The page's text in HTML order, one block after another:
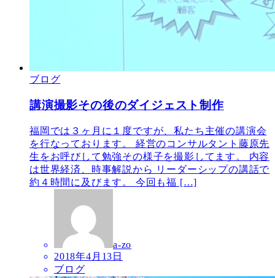
ブログ
講演撮影その後のダイジェスト制作
福岡では３ヶ月に１度ですが、私たち主催の講演会
を行なっております。 経営のコンサルタント藤原先
生をお呼びして勉強その様子を撮影してます。 内容
は世界経済、時事解説から リーダーシップの講話で
約４時間に及びます。 今回も福 […]
a-zo
2018年4月13日
ブログ